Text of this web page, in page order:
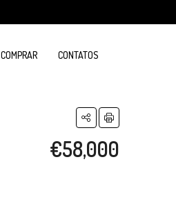
COMPRAR CONTATOS
€58,000